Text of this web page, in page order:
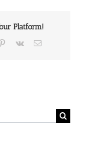
Platform!
Pinterest
Vk Email